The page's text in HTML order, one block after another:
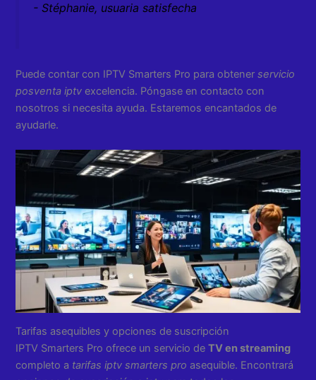
- Stéphanie, usuaria satisfecha
Puede contar con IPTV Smarters Pro para obtenerservicio
posventa iptv excelencia. Póngase en contacto con
nosotros si necesita ayuda. Estaremos encantados de
ayudarle.
Tarifas asequibles y opciones de suscripción
IPTV Smarters Pro ofrece un servicio deTV en streaming
completo a tarifas iptv smarters pro asequible. Encontrará